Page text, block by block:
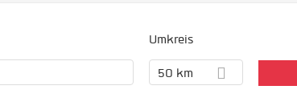
Umkreis
50 km